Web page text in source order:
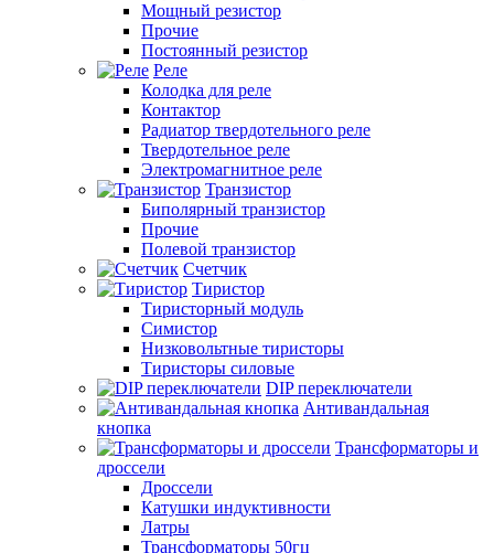
Мощный резистор
Прочие
Постоянный резистор
Реле
Колодка для реле
Контактор
Радиатор твердотельного реле
Твердотельное реле
Электромагнитное реле
Транзистор
Биполярный транзистор
Прочие
Полевой транзистор
Счетчик
Тиристор
Тиристорный модуль
Симистор
Низковольтные тиристоры
Тиристоры силовые
DIP переключатели
Антивандальная
кнопка
Трансформаторы и
дроссели
Дроссели
Катушки индуктивности
Латры
Трансформаторы 50гц